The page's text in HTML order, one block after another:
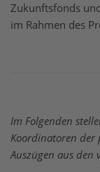
Zukunftsfonds
im Rahmen des
Im Folgenden
Koordinatoren der
Auszügen aus